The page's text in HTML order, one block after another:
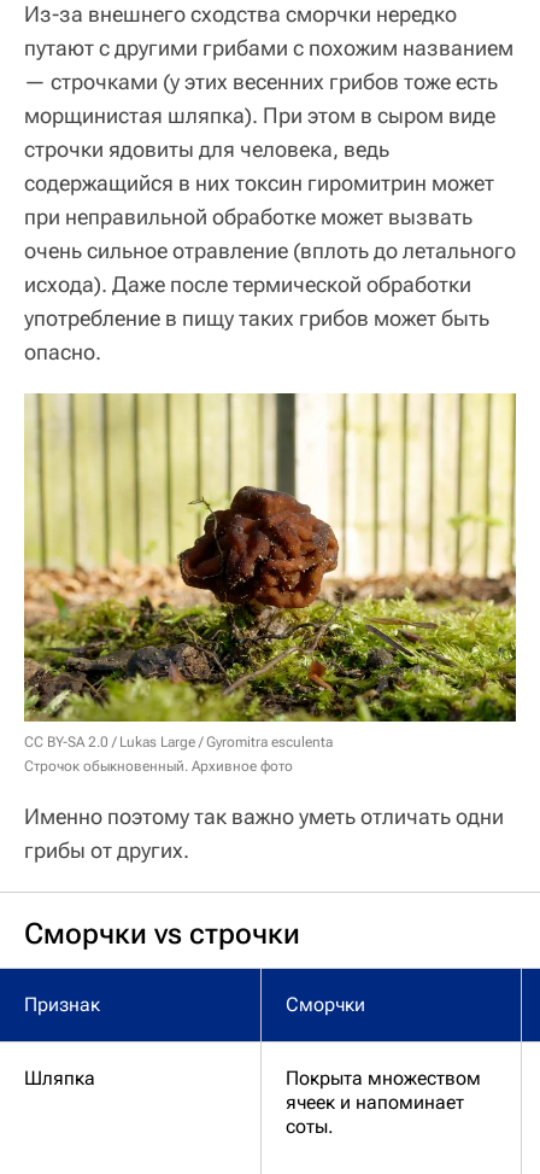
Из-за внешнего сходства сморчки нередко
путают с другими грибами с похожим названием
— строчками (у этих весенних грибов тоже есть
морщинистая шляпка). При этом в сыром виде
строчки ядовиты для человека, ведь
содержащийся в них токсин гиромитрин может
при неправильной обработке может вызвать
очень сильное отравление (вплоть до летального
исхода). Даже после термической обработки
употребление в пищу таких грибов может быть
опасно.
CC BY-SA 2.0 / Lukas Large /Gyromitra esculenta
Строчок обыкновенный. Архивное фото
Именно поэтому так важно уметь отличать одни
грибы от других.
Сморчки vs строчки
Признак Сморчки
Шляпка
Покрыта множеством
ячеек и напоминает
соты.